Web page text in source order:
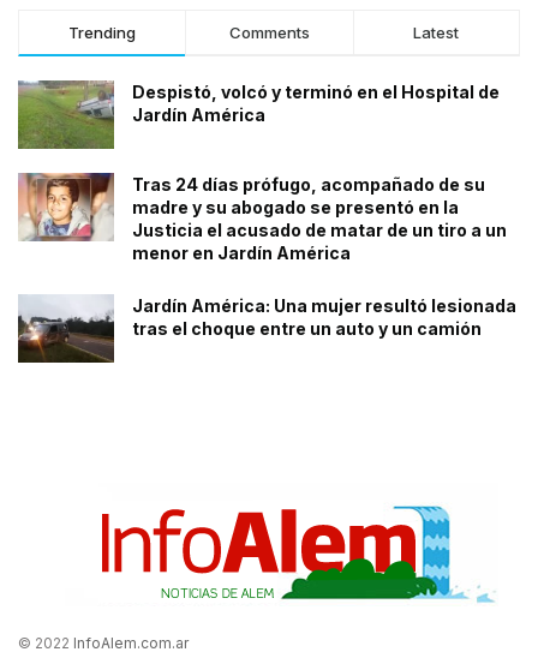
Trending Comments Latest
Despistó, volcó y terminó en el Hospital de
Jardín América
Tras 24 días prófugo, acompañado de su
madre y su abogado se presentó en la
Justicia el acusado de matar de un tiro a un
menor en Jardín América
Jardín América: Una mujer resultó lesionada
tras el choque entre un auto y un camión
© 2022 InfoAlem.com.ar